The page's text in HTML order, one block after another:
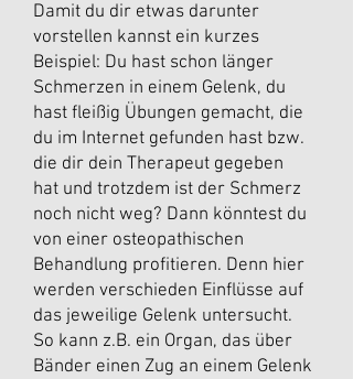
Damit du dir etwas darunter
vorstellen kannst ein kurzes
Beispiel: Du hast schon länger
Schmerzen in einem Gelenk, du
hast fleißig Übungen gemacht, die
du im Internet gefunden hast bzw.
die dir dein Therapeut gegeben
hat und trotzdem ist der Schmerz
noch nicht weg? Dann könntest du
von einer osteopathischen
Behandlung profitieren. Denn hier
werden verschieden Einflüsse auf
das jeweilige Gelenk untersucht.
So kann z.B. ein Organ, das über
Bänder einen Zug an einem Gelenk